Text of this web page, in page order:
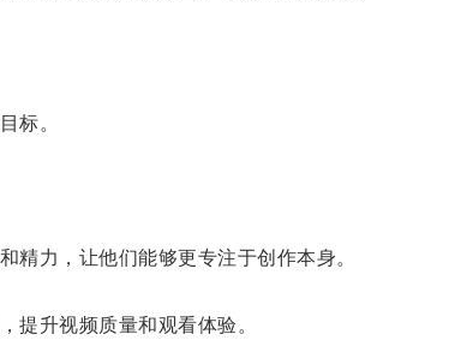
标。
力，让他们能够更专注于创作本身。
升视频质量和观看体验。